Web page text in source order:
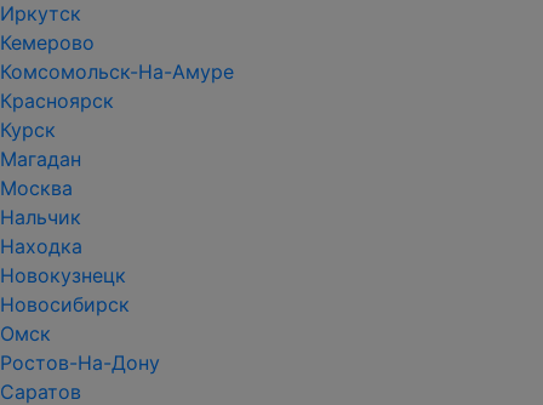
Иркутск
Кемерово
Комсомольск-На-Амуре
Красноярск
Курск
Магадан
Москва
Нальчик
Находка
Новокузнецк
Новосибирск
Омск
Ростов-На-Дону
Саратов